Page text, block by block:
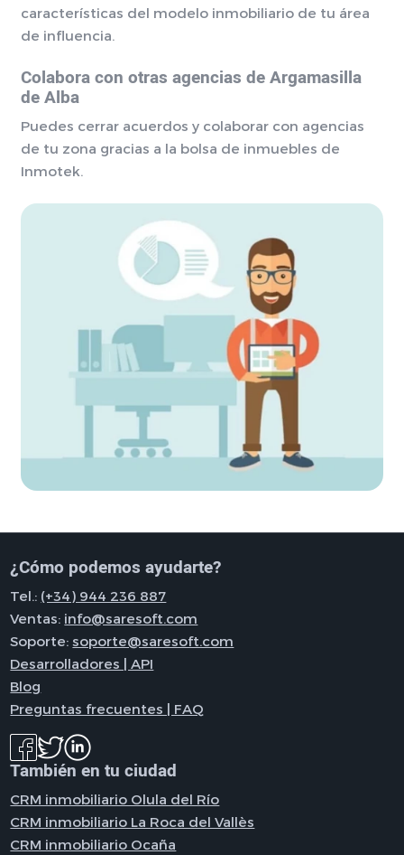
características del modelo inmobiliario de tu área
de influencia.
Colabora con otras agencias de Argamasilla
de Alba
Puedes cerrar acuerdos y colaborar con agencias
de tu zona gracias a la bolsa de inmuebles de
Inmotek.
¿Cómo podemos ayudarte?
Tel.: (+34) 944 236 887
Ventas: info@saresoft.com
Soporte:soporte@saresoft.com
Desarrolladores | API
Blog
Preguntas frecuentes | FAQ
También en tu ciudad
CRM inmobiliario Olula del Río
CRM inmobiliario La Roca del Vallès
CRM inmobiliario Ocaña